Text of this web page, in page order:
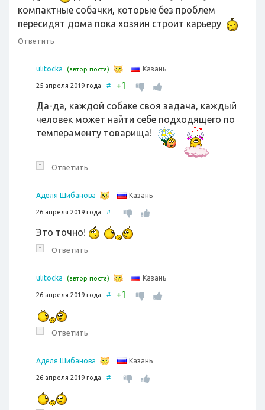
компактные собачки, которые без проблем
пересидят дома пока хозяин строит карьеру
Ответить
ulitocka (автор поста) Казань
25 апреля 2019 года # +1
Да-да, каждой собаке своя задача, каждый
человек может найти себе подходящего по
темпераменту товарища!
↑ Ответить
Аделя Шибанова Казань
26 апреля 2019 года #
Это точно!
↑ Ответить
ulitocka (автор поста) Казань
26 апреля 2019 года # +1
↑ Ответить
Аделя Шибанова Казань
26 апреля 2019 года #